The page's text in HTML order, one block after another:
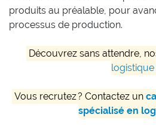
produits au préalable, pour
processus de production.
Découvrez sans attendre,
logistique
Vous recrutez ? Contactez un
spécialisé en